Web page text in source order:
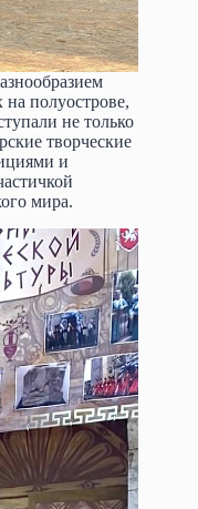
полуострове,
не только
творческие
и
мира.